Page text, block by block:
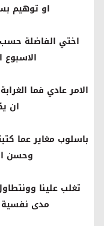
او توهيم
اختي الفاضلة حسب
الامر عادي فما
ان
باسلوب مغاير عما
وحسن
تغلب علينا
مدى نفسية